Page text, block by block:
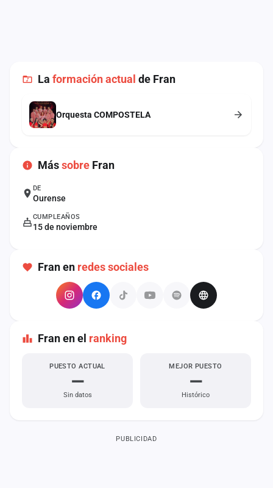
La formación actual de Fran
Orquesta COMPOSTELA
Mássobre Fran
DE
Ourense
CUMPLEAÑOS
15 de noviembre
Fran en redes sociales
Fran en el ranking
PUESTO ACTUAL
—
Sin datos
MEJOR PUESTO
—
Histórico
PUBLICIDAD